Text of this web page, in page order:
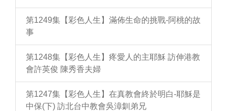
第1249集【彩色人生】滿佈生命的挑戰-阿桃的故
事
第1248集【彩色人生】疼愛人的主耶穌 訪伸港教
會許英俊 陳秀香夫婦
第1247集【彩色人生】在真教會終於明白-耶穌是
中保(下) 訪北台中教會吳漳釧弟兄